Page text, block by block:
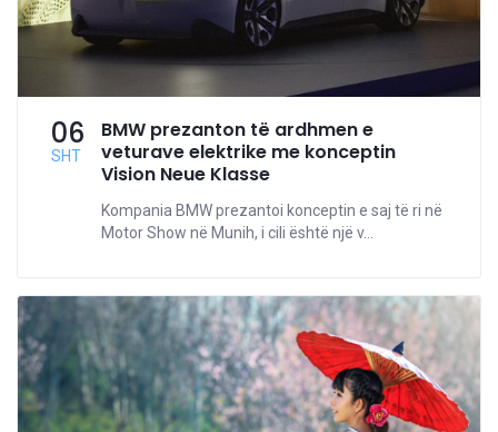
06
SHT
BMW prezanton të ardhmen e
veturave elektrike me konceptin
Vision Neue Klasse
Kompania BMW prezantoi konceptin e saj të ri në
Motor Show në Munih, i cili është një v...